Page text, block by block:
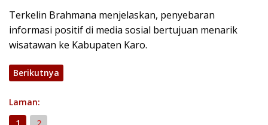
Terkelin Brahmana menjelaskan, penyebaran
informasi positif di media sosial bertujuan menarik
wisatawan ke Kabupaten Karo.
Berikutnya
Laman: